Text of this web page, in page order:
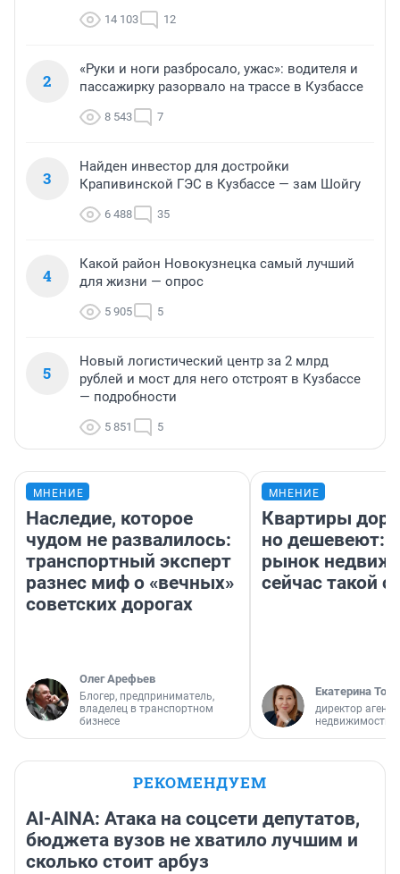
14 103 12
2
«Руки и ноги разбросало, ужас»: водителя и
пассажирку разорвало на трассе в Кузбассе
8 543 7
3
Найден инвестор для достройки
Крапивинской ГЭС в Кузбассе — зам Шойгу
6 488 35
4
Какой район Новокузнецка самый лучший
для жизни — опрос
5 905 5
5
Новый логистический центр за 2 млрд
рублей и мост для него отстроят в Кузбассе
— подробности
5 851 5
МНЕНИЕ
Наследие, которое
чудом не развалилось:
транспортный эксперт
разнес миф о «вечных»
советских дорогах
Олег Арефьев
Блогер, предприниматель,
владелец в транспортном
бизнесе
МНЕНИЕ
Квартиры
но дешевеют:
рынок
сейчас такой
Екатерина
директор
недвижимости
РЕКОМЕНДУЕМ
AI-AINA: Атака на соцсети депутатов,
бюджета вузов не хватило лучшим и
сколько стоит арбуз